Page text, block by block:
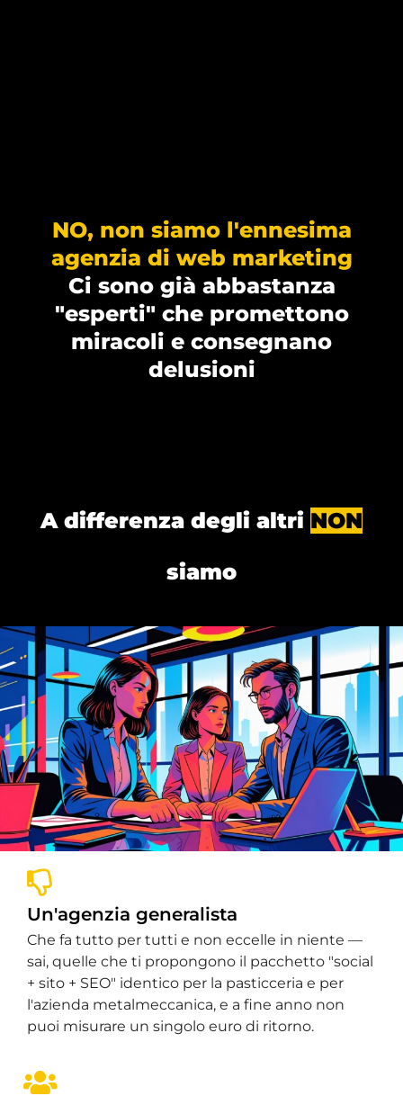
NO, non siamo l'ennesima
agenzia di web marketing
Ci sono già abbastanza
"esperti" che promettono
miracoli e consegnano
delusioni
A differenza degli altri NON
siamo
Un'agenzia generalista
Che fa tutto per tutti e non eccelle in niente —
sai, quelle che ti propongono il pacchetto "social
+ sito + SEO" identico per la pasticceria e per
l'azienda metalmeccanica, e a fine anno non
puoi misurare un singolo euro di ritorno.